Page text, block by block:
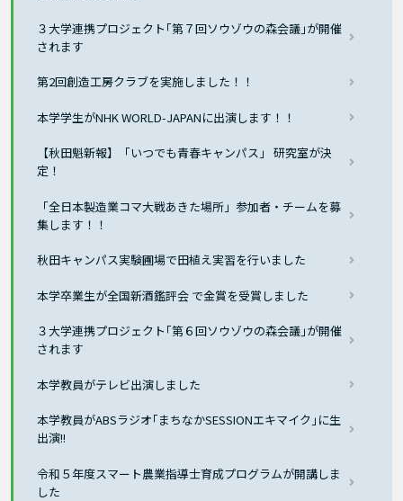
３大学連携プロジェクト｢第７回ソウゾウの森会議｣が開催
されます
第2回創造工房クラブを実施しました！！
本学学生がNHK WORLD-JAPANに出演します！！
【秋田魁新報】「いつでも青春キャンパス」 研究室が決
定！
「全日本製造業コマ大戦あきた場所」参加者・チームを募
集します！！
秋田キャンパス実験圃場で田植え実習を行いました
本学卒業生が全国新酒鑑評会 で金賞を受賞しました
３大学連携プロジェクト｢第６回ソウゾウの森会議｣が開催
されます
本学教員がテレビ出演しました
本学教員がABSラジオ｢まちなかSESSIONエキマイク｣に生
出演!!
令和５年度スマート農業指導士育成プログラムが開講しま
した